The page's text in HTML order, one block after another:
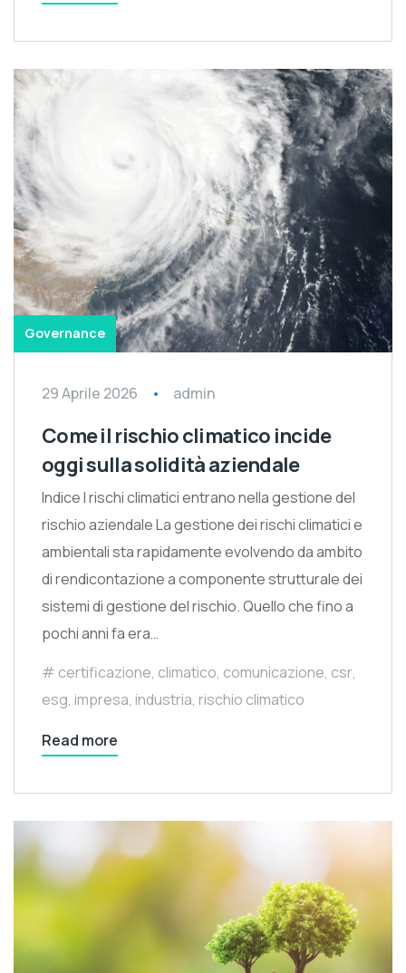
Governance
29 Aprile 2026 admin
Come il rischio climatico incide
oggi sulla solidità aziendale
Indice I rischi climatici entrano nella gestione del
rischio aziendale La gestione dei rischi climatici e
ambientali sta rapidamente evolvendo da ambito
di rendicontazione a componente strutturale dei
sistemi di gestione del rischio. Quello che fino a
pochi anni fa era…
certificazione, climatico, comunicazione, csr,
esg, impresa, industria, rischio climatico
Read more